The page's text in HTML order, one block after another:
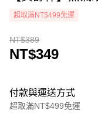
超取滿NT$499免運
NT$389
NT$349
付款與運送方式
超取滿NT$499免運